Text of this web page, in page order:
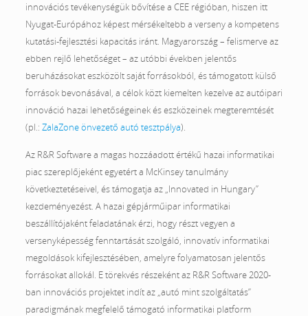
innovációs tevékenységük bővítése a CEE régióban, hiszen itt
Nyugat-Európához képest mérsékeltebb a verseny a kompetens
kutatási-fejlesztési kapacitás iránt. Magyarország – felismerve az
ebben rejlő lehetőséget – az utóbbi években jelentős
beruházásokat eszközölt saját forrásokból, és támogatott külső
források bevonásával, a célok közt kiemelten kezelve az autóipari
innováció hazai lehetőségeinek és eszközeinek megteremtését
(pl.: ZalaZone önvezető autó tesztpálya).
Az R&R Software a magas hozzáadott értékű hazai informatikai
piac szereplőjeként egyetért a McKinsey tanulmány
következtetéseivel, és támogatja az „Innovated in Hungary”
kezdeményezést. A hazai gépjárműipar informatikai
beszállítójaként feladatának érzi, hogy részt vegyen a
versenyképesség fenntartását szolgáló, innovatív informatikai
megoldások kifejlesztésében, amelyre folyamatosan jelentős
forrásokat allokál. E törekvés részeként az R&R Software 2020-
ban innovációs projektet indít az „autó mint szolgáltatás”
paradigmának megfelelő támogató informatikai platform